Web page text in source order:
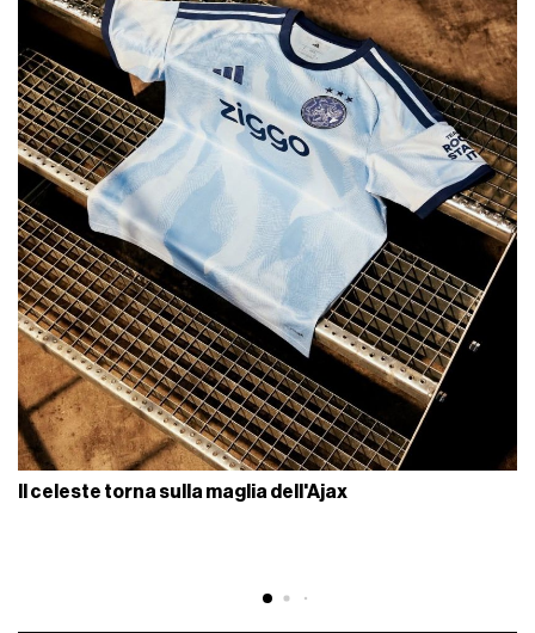
Il celeste torna sulla maglia dell'Ajax